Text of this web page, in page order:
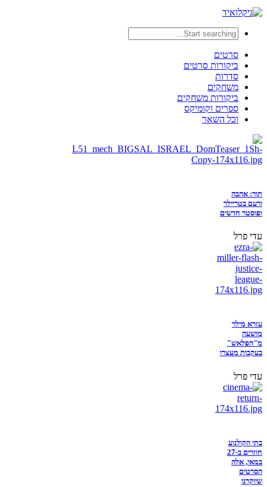
סרטים
ביקורות סרטים
סדרות
משחקים
ביקורות משחקים
ספרים וקומיקס
וכל השאר
תור: אהבה
ורעם בטריילר
ופוסטר חדשים
עדי פרל
עזרא מילר
מושעה
מ"הפלאש"
בעקבות מעצרו
עדי פרל
בתי הקולנוע
חוזרים ב-27
במאי, אלה
הסרטים
שיוקרנו